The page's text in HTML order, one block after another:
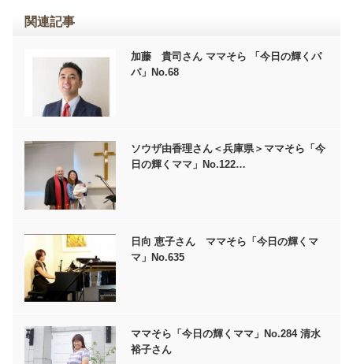
関連記事
加藤 貴司さん ママそら 「今日の輝くパ
パ」No.68
ソウザ由香理さん＜兵庫県＞ママそら「今
日の輝くママ」No.122…
日向 恵子さん ママそら「今日の輝くマ
マ」No.635
ママそら「今日の輝くママ」No.284 清水
裕子さん